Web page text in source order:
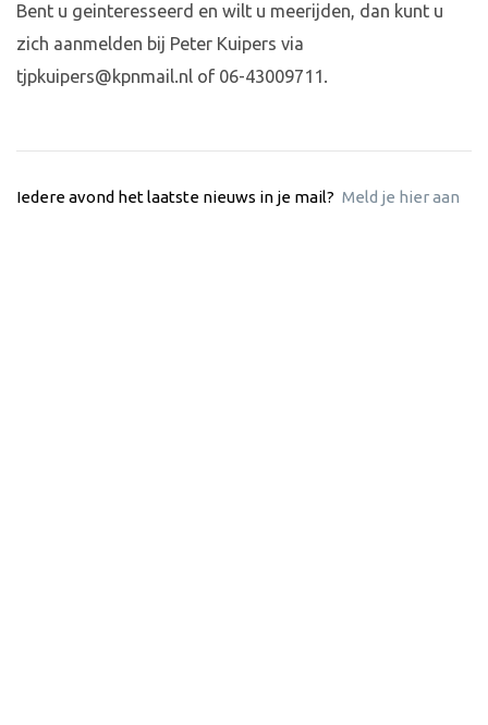
Bent u geinteresseerd en wilt u meerijden, dan kunt u
zich aanmelden bij Peter Kuipers via
tjpkuipers@kpnmail.nl of 06-43009711.
Iedere avond het laatste nieuws in je mail? Meld je hier aan